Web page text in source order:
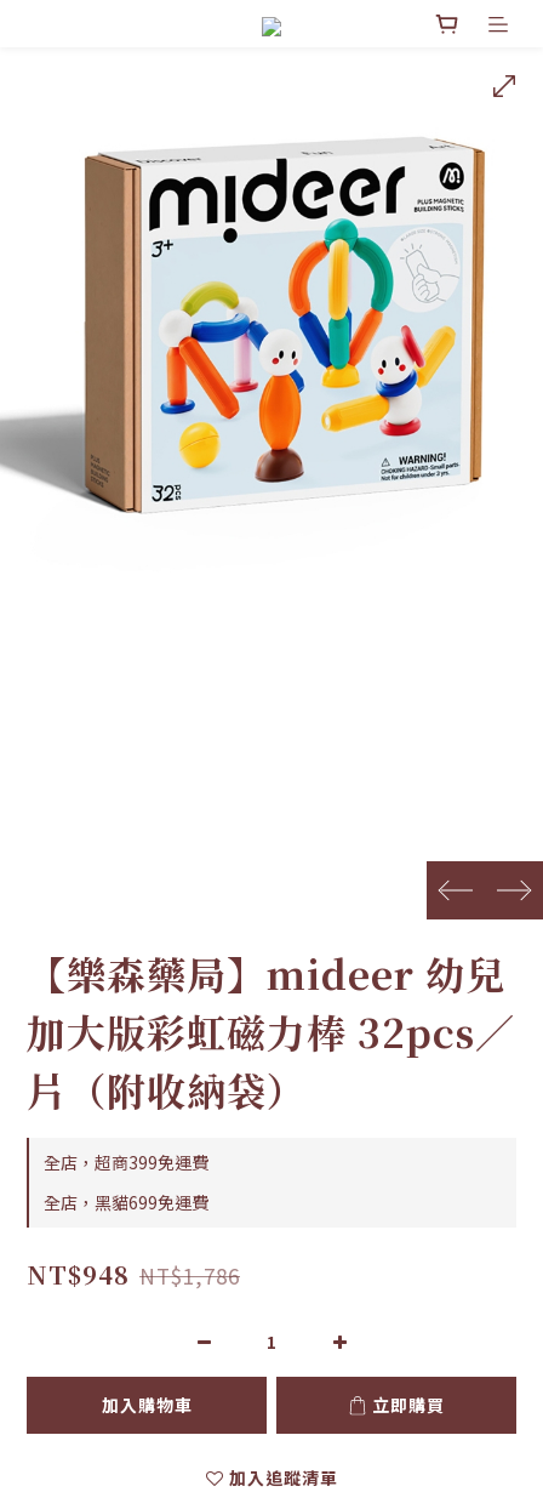
prev next
【樂森藥局】mideer 幼兒
加大版彩虹磁力棒 32pcs／
片（附收納袋）
全店，超商399免運費
全店，黑貓699免運費
NT$948 NT$1,786
加入購物車 立即購買
加入追蹤清單